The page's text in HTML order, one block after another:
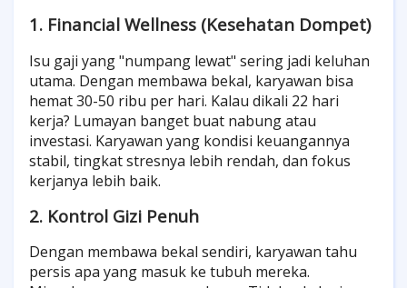
1. Financial Wellness (Kesehatan Dompet)
Isu gaji yang "numpang lewat" sering jadi keluhan
utama. Dengan membawa bekal, karyawan bisa
hemat 30-50 ribu per hari. Kalau dikali 22 hari
kerja? Lumayan banget buat nabung atau
investasi. Karyawan yang kondisi keuangannya
stabil, tingkat stresnya lebih rendah, dan fokus
kerjanya lebih baik.
2. Kontrol Gizi Penuh
Dengan membawa bekal sendiri, karyawan tahu
persis apa yang masuk ke tubuh mereka.